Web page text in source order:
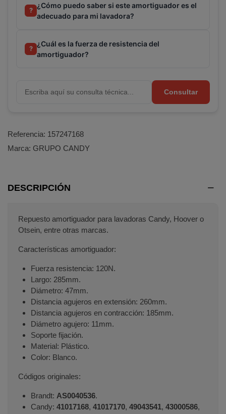
?
¿Cómo puedo saber si este amortiguador es el
adecuado para mi lavadora?
?
¿Cuál es la fuerza de resistencia del
amortiguador?
Consultar
Referencia: 157247168
Marca: GRUPO CANDY
DESCRIPCIÓN
Repuesto amortiguador para lavadoras Candy, Hoover o
Otsein, entre otras marcas.
Características amortiguador:
Fuerza resistencia: 120N.
Largo: 285mm.
Diámetro: 47mm.
Distancia agujeros en extensión: 260mm.
Distancia agujeros en contracción: 185mm.
Diámetro agujero: 11mm.
Soporte fijación.
Material: Plástico.
Color: Blanco.
Códigos originales:
Brandt: AS0040536.
Candy: 41017168, 41017170, 49043541, 43000586,